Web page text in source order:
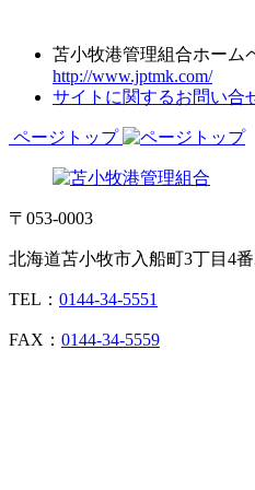
苫小牧港管理組合ホーム
http://www.jptmk.com/
サイトに関するお問い合
ページトップ
〒053-0003
北海道苫小牧市入船町3丁目4
TEL： 0144-34-5551
FAX： 0144-34-5559